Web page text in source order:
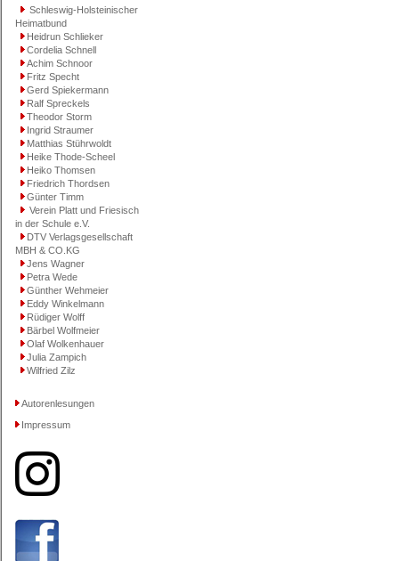
Schleswig-Holsteinischer
Heimatbund
Heidrun Schlieker
Cordelia Schnell
Achim Schnoor
Fritz Specht
Gerd Spiekermann
Ralf Spreckels
Theodor Storm
Ingrid Straumer
Matthias Stührwoldt
Heike Thode-Scheel
Heiko Thomsen
Friedrich Thordsen
Günter Timm
Verein Platt und Friesisch
in der Schule e.V.
DTV Verlagsgesellschaft
MBH & CO.KG
Jens Wagner
Petra Wede
Günther Wehmeier
Eddy Winkelmann
Rüdiger Wolff
Bärbel Wolfmeier
Olaf Wolkenhauer
Julia Zampich
Wilfried Zilz
Autorenlesungen
Impressum